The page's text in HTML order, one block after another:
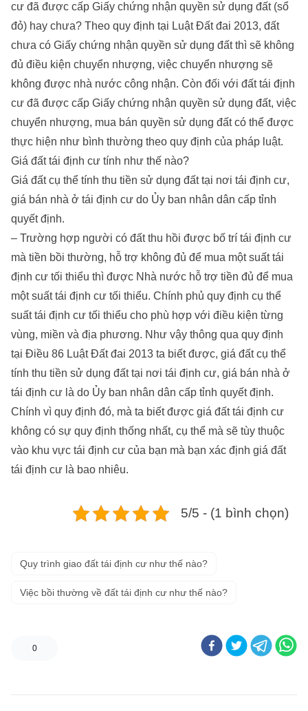
cư đã được cấp Giấy chứng nhận quyền sử dụng đất (sổ
đỏ) hay chưa? Theo quy định tại Luật Đất đai 2013, đất
chưa có Giấy chứng nhận quyền sử dụng đất thì sẽ không
đủ điều kiện chuyển nhượng, việc chuyển nhượng sẽ
không được nhà nước công nhận. Còn đối với đất tái định
cư đã được cấp Giấy chứng nhận quyền sử dụng đất, việc
chuyển nhượng, mua bán quyền sử dụng đất có thể được
thực hiện như bình thường theo quy định của pháp luật.
Giá đất tái định cư tính như thế nào?
Giá đất cụ thể tính thu tiền sử dụng đất tại nơi tái định cư,
giá bán nhà ở tái định cư do Ủy ban nhân dân cấp tỉnh
quyết định.
– Trường hợp người có đất thu hồi được bố trí tái định cư
mà tiền bồi thường, hỗ trợ không đủ để mua một suất tái
định cư tối thiểu thì được Nhà nước hỗ trợ tiền đủ để mua
một suất tái định cư tối thiểu. Chính phủ quy định cụ thể
suất tái định cư tối thiểu cho phù hợp với điều kiện từng
vùng, miền và địa phương. Như vậy thông qua quy định
tại Điều 86 Luật Đất đai 2013 ta biết được, giá đất cụ thể
tính thu tiền sử dụng đất tại nơi tái định cư, giá bán nhà ở
tái định cư là do Ủy ban nhân dân cấp tỉnh quyết định.
Chính vì quy định đó, mà ta biết được giá đất tái định cư
không có sự quy định thống nhất, cụ thể mà sẽ tùy thuộc
vào khu vực tái định cư của bạn mà bạn xác định giá đất
tái định cư là bao nhiêu.
5/5 - (1 bình chọn)
Quy trình giao đất tái định cư như thế nào?
Việc bồi thường về đất tái định cư như thế nào?
0